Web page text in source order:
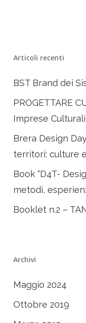
Articoli recenti
BST Brand dei
PROGETTARE
Imprese Culturali
Brera Design
territori: culture
Book “D4T-
metodi,
Booklet n.2 –
Archivi
Maggio 2024
Ottobre 2019